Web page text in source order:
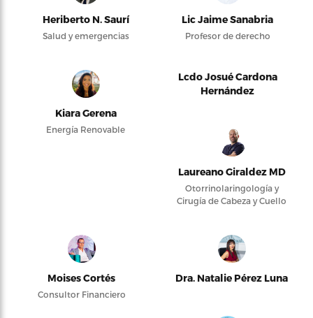
Heriberto N. Saurí
Salud y emergencias
Lic Jaime Sanabria
Profesor de derecho
Kiara Gerena
Energía Renovable
Lcdo Josué Cardona
Hernández
Laureano Giraldez MD
Otorrinolaringología y
Cirugía de Cabeza y Cuello
Moises Cortés
Consultor Financiero
Dra. Natalie Pérez Luna